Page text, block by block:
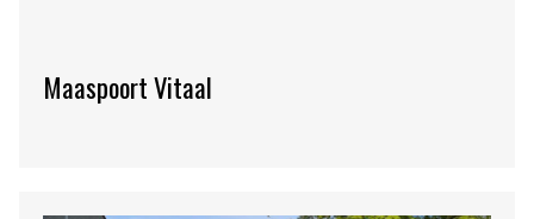
Maaspoort Vitaal